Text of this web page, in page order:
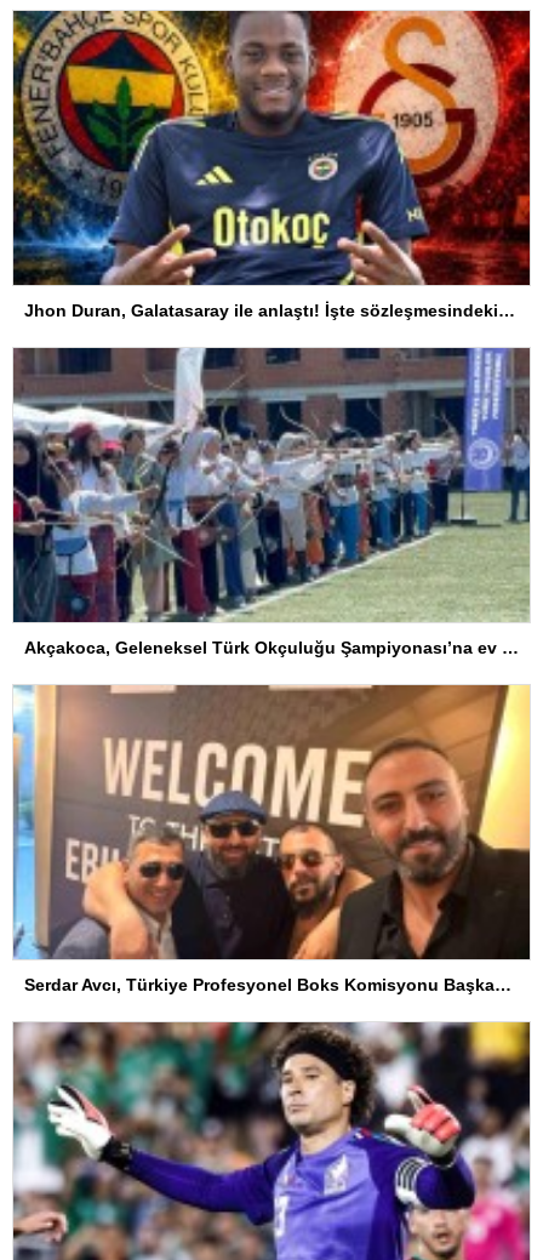
Jhon Duran, Galatasaray ile anlaştı! İşte sözleşmesindeki özel madde
Akçakoca, Geleneksel Türk Okçuluğu Şampiyonası’na ev sahipliği yapıyor
Serdar Avcı, Türkiye Profesyonel Boks Komisyonu Başkanı Seçildi